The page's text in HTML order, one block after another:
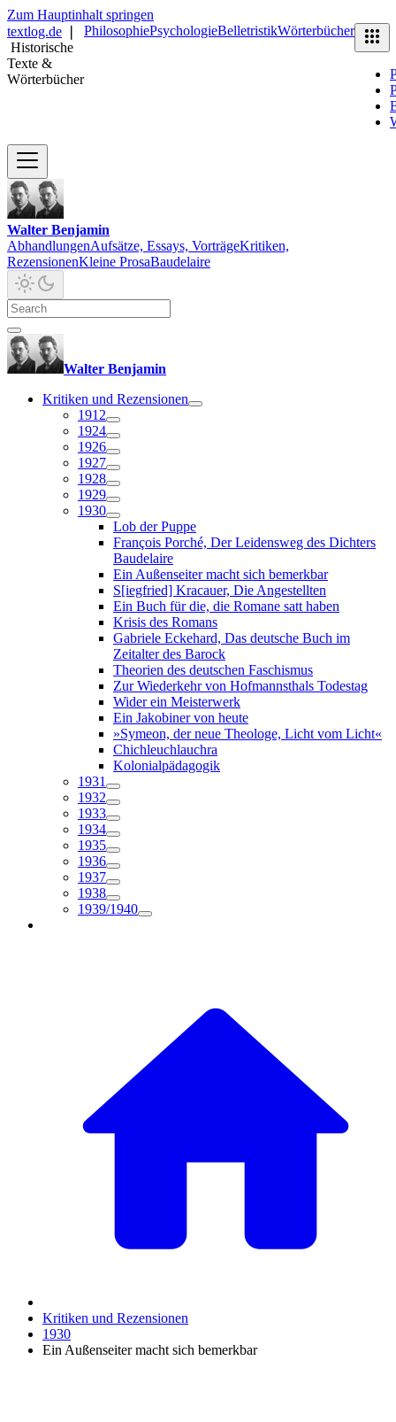
Zum Hauptinhalt springen
textlog.de
Historische
Texte &
Wörterbücher
PhilosophiePsychologieBelletristikWörterbücher
Walter Benjamin
AbhandlungenAufsätze, Essays, VorträgeKritiken,
RezensionenKleine ProsaBaudelaire
Walter Benjamin
Kritiken und Rezensionen
1912
1924
1926
1927
1928
1929
1930
Lob der Puppe
François Porché, Der Leidensweg des Dichters
Baudelaire
Ein Außenseiter macht sich bemerkbar
S[iegfried] Kracauer, Die Angestellten
Ein Buch für die, die Romane satt haben
Krisis des Romans
Gabriele Eckehard, Das deutsche Buch im
Zeitalter des Barock
Theorien des deutschen Faschismus
Zur Wiederkehr von Hofmannsthals Todestag
Wider ein Meisterwerk
Ein Jakobiner von heute
»Symeon, der neue Theologe, Licht vom Licht«
Chichleuchlauchra
Kolonialpädagogik
1931
1932
1933
1934
1935
1936
1937
1938
1939/1940
Kritiken und Rezensionen
1930
Ein Außenseiter macht sich bemerkbar